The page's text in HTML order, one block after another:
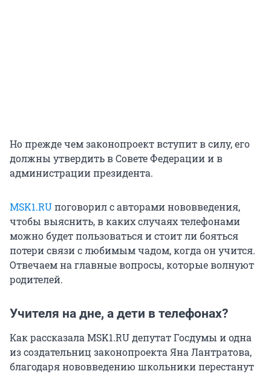
Но прежде чем законопроект вступит в силу, его
должны утвердить в Совете Федерации и в
администрации президента.
MSK1.RUпоговорил с авторами нововведения,
чтобы выяснить, в каких случаях телефонами
можно будет пользоваться и стоит ли бояться
потери связи с любимым чадом, когда он учится.
Отвечаем на главные вопросы, которые волнуют
родителей.
Учителя на дне, а дети в телефонах?
Как рассказала MSK1.RU депутат Госдумы и одна
из создательниц законопроекта Яна Лантратова,
благодаря нововведению школьники перестанут